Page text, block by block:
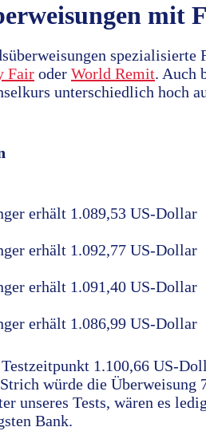
mit
spezialisierte
Fair oder World Remit. Auch
unterschiedlich hoch
erhält 1.089,53 US-Dollar
erhält 1.092,77 US-Dollar
erhält 1.091,40 US-Dollar
erhält 1.086,99 US-Dollar
1.100,66 US-
würde die Überweisung
unseres Tests, wären es
Bank.